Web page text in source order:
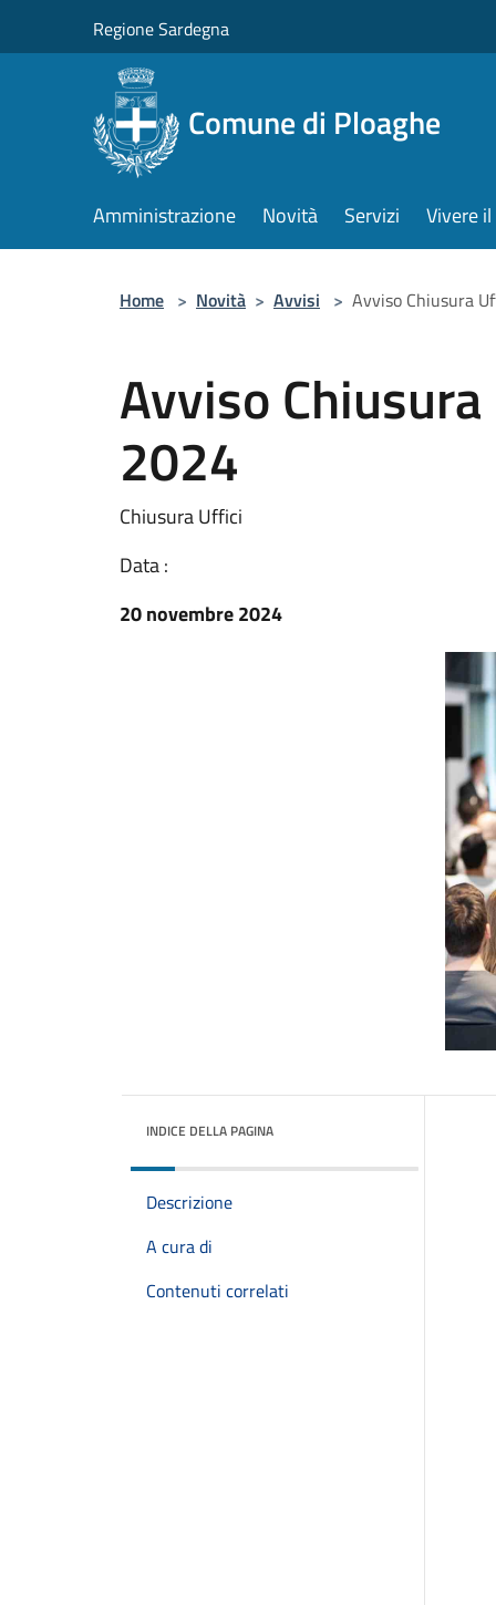
Regione Sardegna
Comune di Ploaghe
Amministrazione Novità Servizi Vivere
Home > Novità > Avvisi > Avviso Chiusura
Avviso
2024
Chiusura Uffici
Data :
20 novembre 2024
INDICE DELLA PAGINA
Descrizione
A cura di
Contenuti correlati